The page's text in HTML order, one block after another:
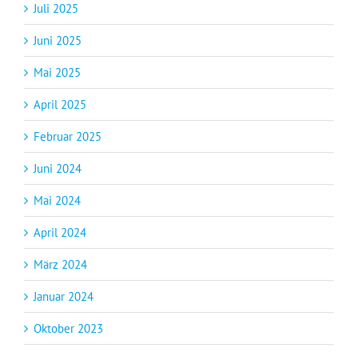
Juli 2025
Juni 2025
Mai 2025
April 2025
Februar 2025
Juni 2024
Mai 2024
April 2024
März 2024
Januar 2024
Oktober 2023